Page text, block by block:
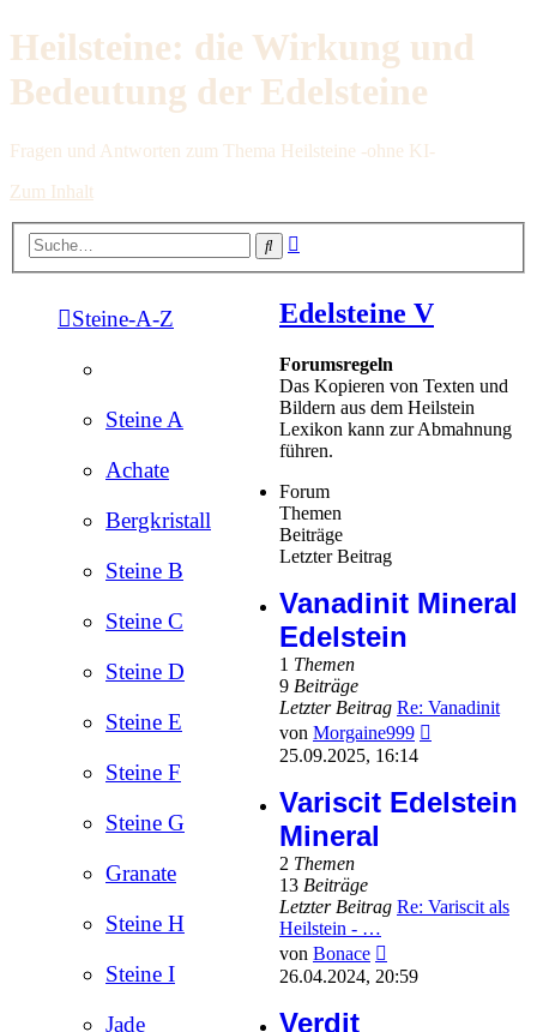
Heilsteine: die Wirkung und
Bedeutung der Edelsteine
Fragen und Antworten zum Thema Heilsteine -ohne KI-
Zum Inhalt
Suche
Steine-A-Z
Steine A
Achate
Bergkristall
Steine B
Steine C
Steine D
Steine E
Steine F
Steine G
Granate
Steine H
Steine I
Jade
Edelsteine V
Forumsregeln
Das Kopieren von Texten und
Bildern aus dem Heilstein
Lexikon kann zur Abmahnung
führen.
Forum
Themen
Beiträge
Letzter Beitrag
Vanadinit Mineral
Edelstein
1 Themen
9 Beiträge
Letzter Beitrag Re: Vanadinit
von Morgaine999
25.09.2025, 16:14
Variscit Edelstein
Mineral
2 Themen
13 Beiträge
Letzter Beitrag Re: Variscit als
Heilstein - …
von Bonace
Beitrag
26.04.2024, 20:59
Verdit